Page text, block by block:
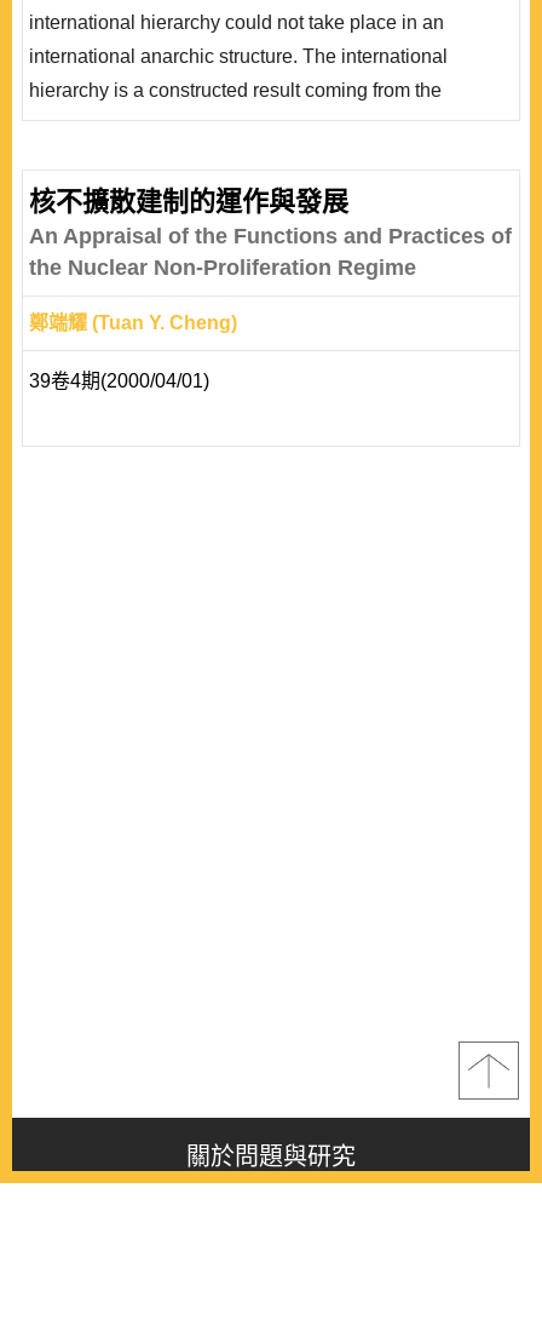
international hierarchy could not take place in an
international anarchic structure. The international
hierarchy is a constructed result coming from the
interaction of power distribution and normative authority
development in the international system. The
international hierarchy has four characters: the
asymmetry of actor’s power resources, the differen..
核不擴散建制的運作與發展
An Appraisal of the Functions and Practices of
the Nuclear Non-Proliferation Regime
鄭端耀 (Tuan Y. Cheng)
39卷4期(2000/04/01)
關於問題與研究
About this journal